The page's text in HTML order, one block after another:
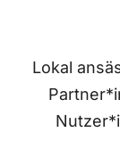
Lokal